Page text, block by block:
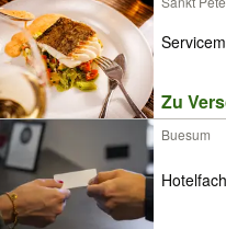
Zu
Buesum